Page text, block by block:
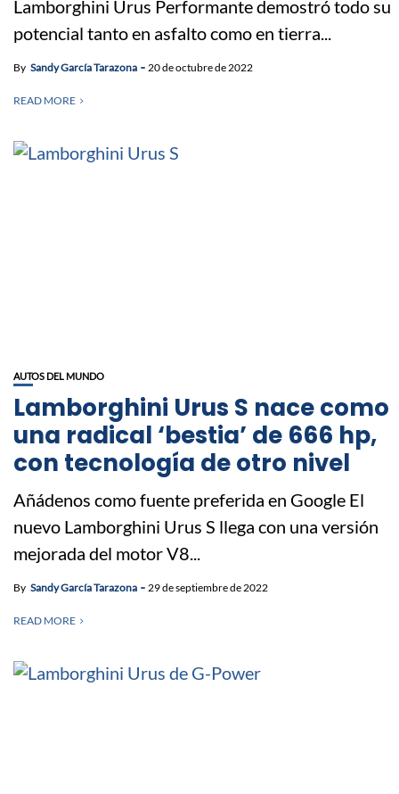
Lamborghini Urus Performante demostró todo su
potencial tanto en asfalto como en tierra...
By Sandy García Tarazona 20 de octubre de 2022
READ MORE
AUTOS DEL MUNDO
Lamborghini Urus S nace como
una radical ‘bestia’ de 666 hp,
con tecnología de otro nivel
Añádenos como fuente preferida en Google El
nuevo Lamborghini Urus S llega con una versión
mejorada del motor V8...
By Sandy García Tarazona 29 de septiembre de 2022
READ MORE